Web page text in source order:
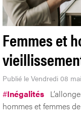
Femmes et
Publié le Vendredi 08
#Inégalités
hommes et femmes